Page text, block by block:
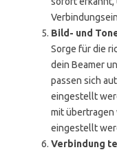
Bild- und
Sorge für die
dein Beamer
passen sich
eingestellt
mit übertragen
eingestellt
Verbindung